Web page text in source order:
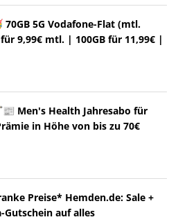
70GB 5G Vodafone-Flat (mtl.
9,99€ mtl. | 100GB für 11,99€ |
Men's Health Jahresabo für
in Höhe von bis zu 70€
Preise* Hemden.de: Sale +
Gutschein auf alles